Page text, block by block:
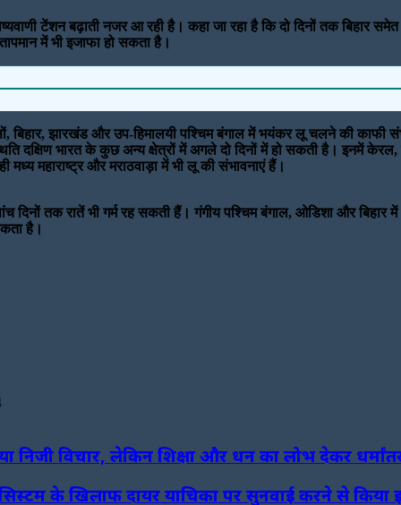
टेंशन बढ़ाती नजर आ रही है। कहा जा रहा है कि दो दिनों तक
में भी इजाफा हो सकता है।
झारखंड और उप-हिमालयी पश्चिम बंगाल में भयंकर लू चलने की काफी
दक्षिण भारत के कुछ अन्य क्षेत्रों में अगले दो दिनों में हो सकती है। इनमें
महाराष्ट्र और मराठवाड़ा में भी लू की संभावनाएं हैं।
दिनों तक रातें भी गर्म रह सकती हैं। गंगीय पश्चिम बंगाल, ओडिशा और
है।
निजी विचार, लेकिन शिक्षा और धन का लोभ देकर
के खिलाफ दायर याचिका पर सुनवाई करने से किया